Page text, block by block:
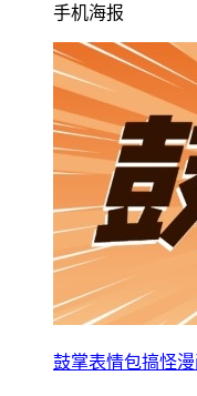
手机海报
鼓掌表情包搞怪